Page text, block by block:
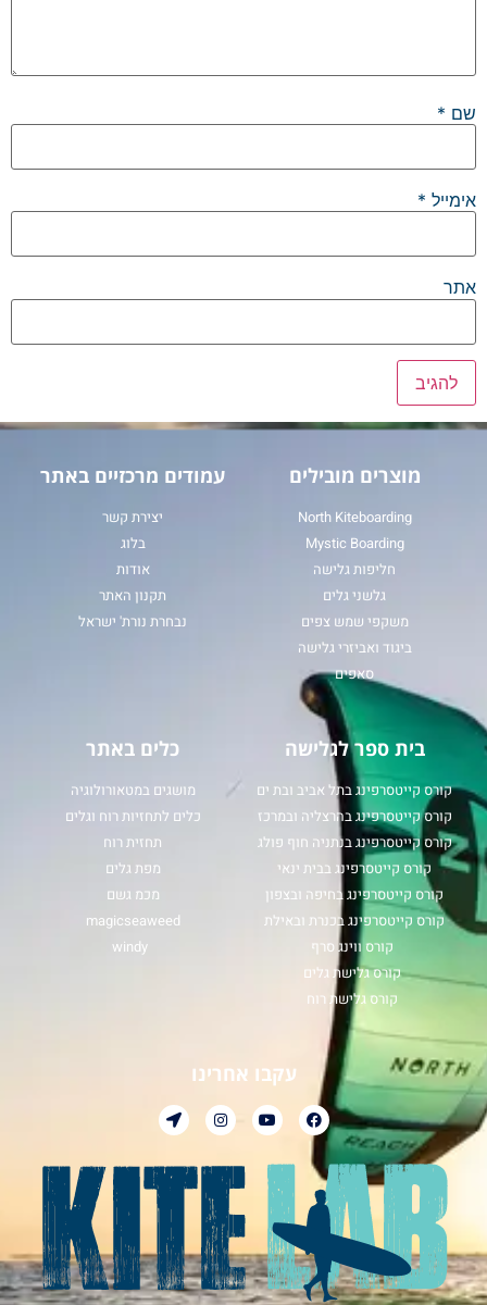
שם *
אימייל *
אתר
מוצרים מובילים
North Kiteboarding
Mystic Boarding
חליפות גלישה
גלשני גלים
משקפי שמש צפים
ביגוד ואביזרי גלישה
סאפים
עמודים מרכזיים באתר
יצירת קשר
בלוג
אודות
תקנון האתר
נבחרת נורת' ישראל
בית ספר לגלישה
קורס קייטסרפינג בתל אביב ובת ים
קורס קייטסרפינג בהרצליה ובמרכז
קורס קייטסרפינג בנתניה חוף פולג
קורס קייטסרפינג בבית ינאי
קורס קייטסרפינג בחיפה ובצפון
קורס קייטסרפינג בכנרת ובאילת
קורס ווינג סרף
קורס גלישת גלים
קורס גלישת רוח
כלים באתר
מושגים במטאורולוגיה
כלים לתחזיות רוח וגלים
תחזית רוח
מפת גלים
מכמ גשם
magicseaweed
windy
עקבו אחרינו